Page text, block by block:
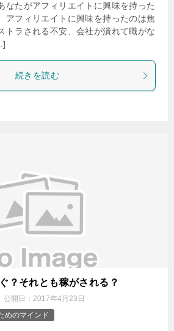
たがアフィリエイトに興味を持った
フィリエイトに興味を持ったのは焦
ラされる不安、会社が潰れて職がな
続きを読む
？それとも稼がされる？
公開日： 2017年4月23日
めのマインド